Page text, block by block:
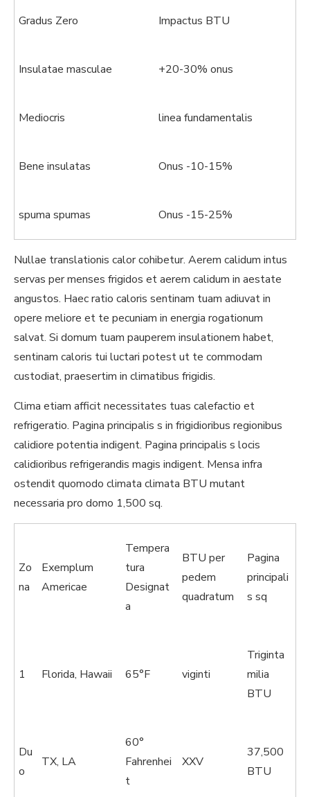
Gradus Zero Impactus BTU
Insulatae masculae +20-30% onus
Mediocris linea fundamentalis
Bene insulatas Onus -10-15%
spuma spumas Onus -15-25%
Nullae translationis calor cohibetur. Aerem calidum intus
servas per menses frigidos et aerem calidum in aestate
angustos. Haec ratio caloris sentinam tuam adiuvat in
opere meliore et te pecuniam in energia rogationum
salvat. Si domum tuam pauperem insulationem habet,
sentinam caloris tui luctari potest ut te commodam
custodiat, praesertim in climatibus frigidis.
Clima etiam afficit necessitates tuas calefactio et
refrigeratio. Pagina principalis s in frigidioribus regionibus
calidiore potentia indigent. Pagina principalis s locis
calidioribus refrigerandis magis indigent. Mensa infra
ostendit quomodo climata climata BTU mutant
necessaria pro domo 1,500 sq.
Zo
na
Exemplum
Americae
Tempera
tura
Designat
a
BTU per
pedem
quadratum
Pagina
principali
s sq
1 Florida, Hawaii 65°F viginti
Triginta
milia
BTU
Du
o
TX, LA
60°
Fahrenhei
t
XXV
37,500
BTU